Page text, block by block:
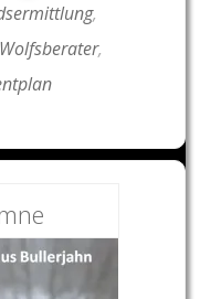
,
Wolfsberater,